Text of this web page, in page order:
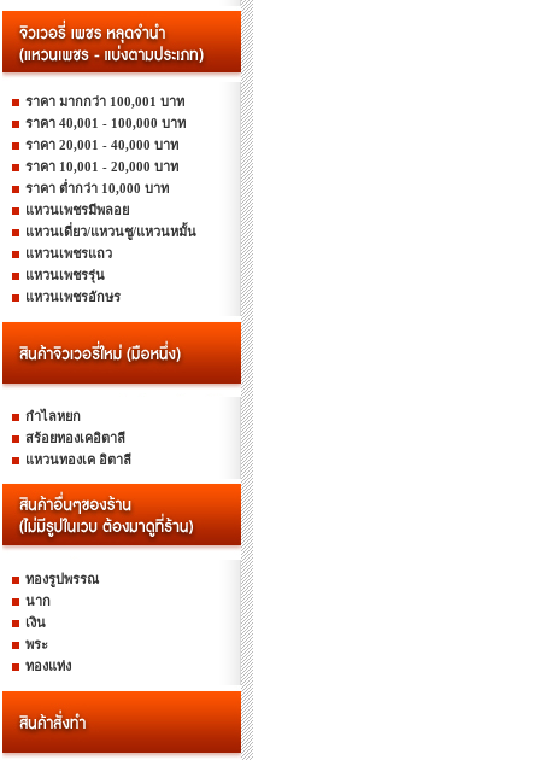
ราคา มากกว่า 100,001 บาท
ราคา 40,001 - 100,000 บาท
ราคา 20,001 - 40,000 บาท
ราคา 10,001 - 20,000 บาท
ราคา ต่ำกว่า 10,000 บาท
แหวนเพชรมีพลอย
แหวนเดี่ยว/แหวนชู/แหวนหมั้น
แหวนเพชรแถว
แหวนเพชรรุ่น
แหวนเพชรอักษร
กำไลหยก
สร้อยทองเคอิตาลี
แหวนทองเค อิตาลี
ทองรูปพรรณ
นาก
เงิน
พระ
ทองแท่ง